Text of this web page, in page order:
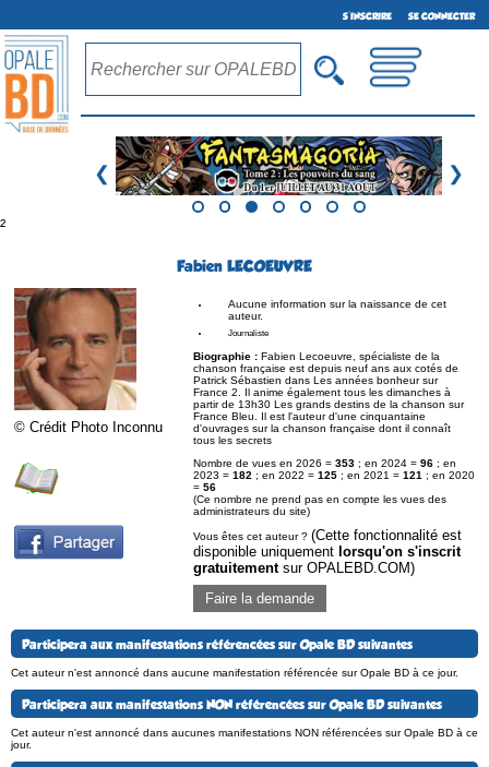
S'INSCRIRE SE CONNECTER
❮ ❯
²
Fabien LECOEUVRE
© Crédit Photo Inconnu
Aucune information sur la naissance de cet
auteur.
Journaliste
Biographie : Fabien Lecoeuvre, spécialiste de la
chanson française est depuis neuf ans aux cotés de
Patrick Sébastien dans Les années bonheur sur
France 2. Il anime également tous les dimanches à
partir de 13h30 Les grands destins de la chanson sur
France Bleu. Il est l'auteur d'une cinquantaine
d'ouvrages sur la chanson française dont il connaît
tous les secrets
Nombre de vues en 2026 = 353 ; en 2024 = 96 ; en
2023 = 182 ; en 2022 = 125 ; en 2021 = 121 ; en 2020
= 56
(Ce nombre ne prend pas en compte les vues des
administrateurs du site)
Vous êtes cet auteur ? (Cette fonctionnalité est
disponible uniquement lorsqu'on s'inscrit
gratuitementsur OPALEBD.COM)
Faire la demande
Participera aux manifestations référencées sur Opale BD suivantes
Cet auteur n'est annoncé dans aucune manifestation référencée sur Opale BD à ce jour.
Participera aux manifestations NON référencées sur Opale BD suivantes
Cet auteur n'est annoncé dans aucunes manifestations NON référencées sur Opale BD à ce
jour.